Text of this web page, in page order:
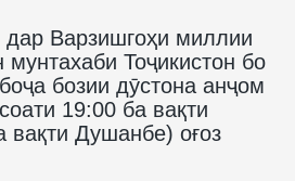
Варзишгоҳи миллии
Тоҷикистон бо
бозии дӯстона анҷом
19:00 ба вақти
вақти Душанбе) оғоз